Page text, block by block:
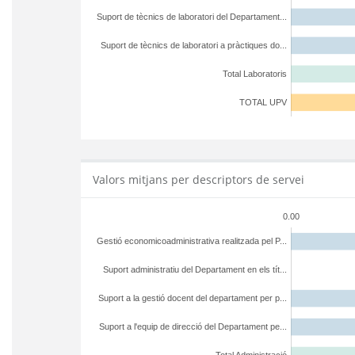
TOTAL UPV
Total Laboratoris
Suport de tècnics de laboratori a pràctiques do...
Suport de tècnics de laboratori del Departament...
Valors mitjans per descriptors de servei
0.00
Suport a l'equip de direcció del Departament pe...
Suport a la gestió docent del departament per p...
Suport administratiu del Departament en els tít...
Gestió economicoadministrativa realitzada pel P...